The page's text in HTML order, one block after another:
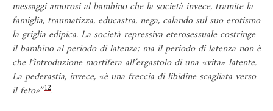
messaggi amorosi al bambino che la società invece, tramite la
famiglia, traumatizza, educastra, nega, calando sul suo erotismo
la griglia edipica. La società repressiva eterosessuale costringe
il bambino al periodo di latenza; ma il periodo di latenza non è
che l’introduzione mortifera all’ergastolo di una «vita» latente.
La pederastia, invece, «è una freccia di libidine scagliata verso
il feto»”12.